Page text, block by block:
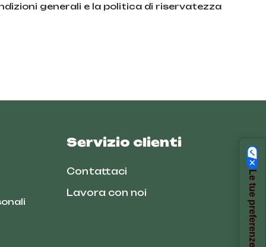
generali e la politica di riservatezza
Servizio clienti
Contattaci
Lavora con noi